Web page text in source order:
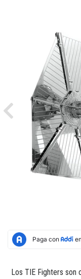
Previous
Los TIE Fighters son